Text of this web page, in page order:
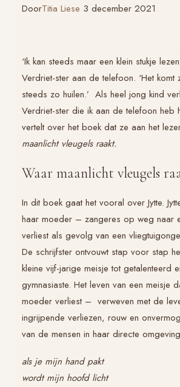
DoorTitia Liese 3 december 2021
‘Ik kan steeds maar een klein stukje
Verdriet-ster aan de telefoon. ‘Het komt
steeds zo huilen.’ Als heel jong kind
Verdriet-ster die ik aan de telefoon heb
vertelt over het boek dat ze aan het
maanlicht vleugels raakt.
Waar maanlicht vleugels
In dit boek gaat het vooral over Jytte.
haar moeder – zangeres op weg naar
verliest als gevolg van een
De schrijfster ontvouwt stap voor stap
kleine vijf-jarige meisje tot getalenteerd
gymnasiaste. Het leven van een meisje
moeder verliest – verweven met de
ingrijpende verliezen, rouw en
van de mensen in haar directe
als je mijn hand pakt
wordt mijn hoofd licht